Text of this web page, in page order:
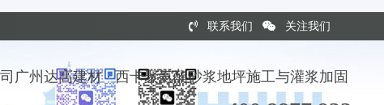
联系我们 关注我们
广州达高建材 · 西卡聚氨酯砂浆地坪施工与灌浆加固